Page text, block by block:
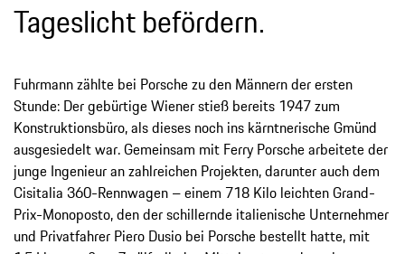
Tageslicht befördern.
Fuhrmann zählte bei Porsche zu den Männern der ersten
Stunde: Der gebürtige Wiener stieß bereits 1947 zum
Konstruktionsbüro, als dieses noch ins kärntnerische Gmünd
ausgesiedelt war. Gemeinsam mit Ferry Porsche arbeitete der
junge Ingenieur an zahlreichen Projekten, darunter auch dem
Cisitalia 360-Rennwagen – einem 718 Kilo leichten Grand-
Prix-Monoposto, den der schillernde italienische Unternehmer
und Privatfahrer Piero Dusio bei Porsche bestellt hatte, mit